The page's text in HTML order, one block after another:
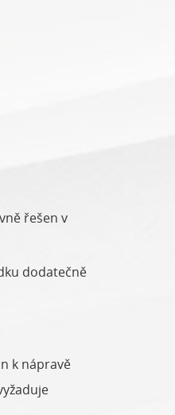
řešen v
dodatečně
k nápravě